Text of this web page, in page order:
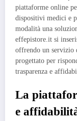
piattaforme online
dispositivi medici e
modalità una
effepistore.it si
offrendo un servizio
progettato per
trasparenza e
La
e